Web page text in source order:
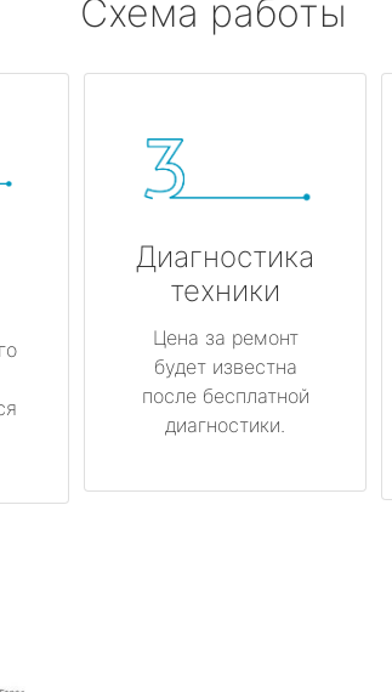
Схема работы
Диагностика
техники
Цена за ремонт
будет известна
после бесплатной
диагностики.